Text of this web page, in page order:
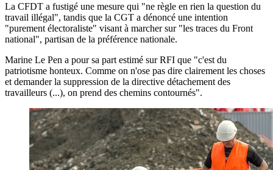
La CFDT a fustigé une mesure qui "ne règle en rien la question du
travail illégal", tandis que la CGT a dénoncé une intention
"purement électoraliste" visant à marcher sur "les traces du Front
national", partisan de la préférence nationale.
Marine Le Pen a pour sa part estimé sur RFI que "c'est du
patriotisme honteux. Comme on n'ose pas dire clairement les choses
et demander la suppression de la directive détachement des
travailleurs (...), on prend des chemins contournés".